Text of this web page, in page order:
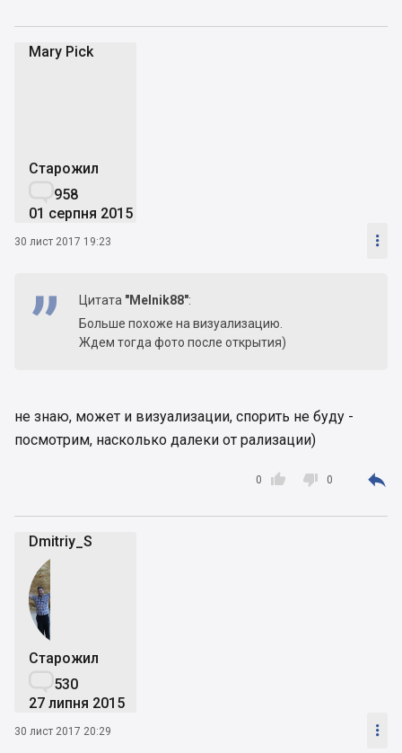
Mary Pick
Старожил
958
01 серпня 2015
30 лист 2017 19:23 
Цитата "Melnik88":
Больше похоже на визуализацию.
Ждем тогда фото после открытия)
не знаю, может и визуализации, спорить не буду -
посмотрим, насколько далеки от рализации)

0  0 
Dmitriy_S
Старожил
530
27 липня 2015
30 лист 2017 20:29 